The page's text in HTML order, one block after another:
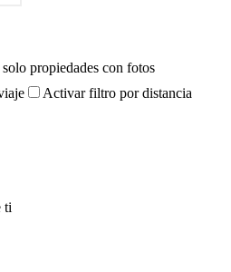
propiedades con fotos
Activar filtro por distancia
ti